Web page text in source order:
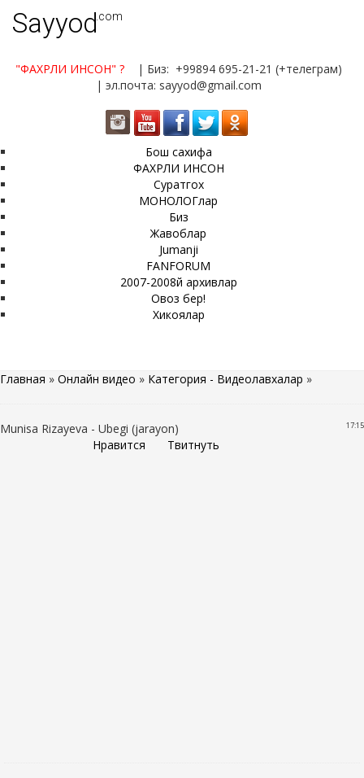
Sayyod.com
"ФАХРЛИ ИНСОН" ?
| Биз: +99894 695-21-21 (+телеграм)
| эл.почта: sayyod@gmail.com
Бош сахифа
ФАХРЛИ ИНСОН
Суратгох
МОНОЛОГлар
Биз
Жавоблар
Jumanji
FANFORUM
2007-2008й архивлар
Овоз бер!
Хикоялар
Главная » Онлайн видео » Категория - Видеолавхалар »
17:15
Munisa Rizayeva - Ubegi (jarayon)
Нравится
Твитнуть